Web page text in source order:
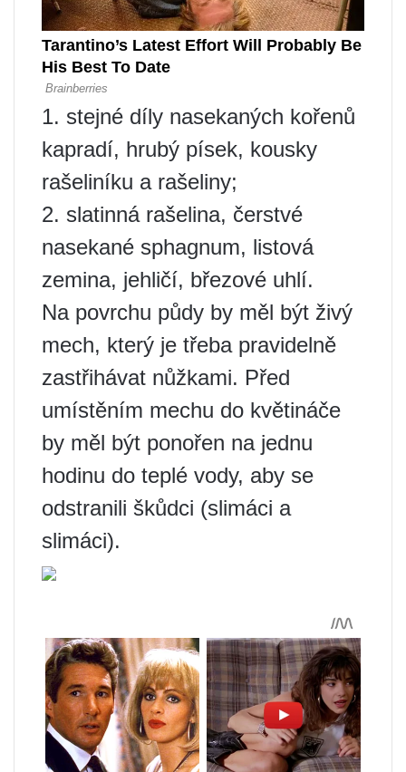
1. stejné díly nasekaných kořenů
kapradí, hrubý písek, kousky
rašeliníku a rašeliny;
2. slatinná rašelina, čerstvé
nasekané sphagnum, listová
zemina, jehličí, březové uhlí.
Na povrchu půdy by měl být živý
mech, který je třeba pravidelně
zastřihávat nůžkami. Před
umístěním mechu do květináče
by měl být ponořen na jednu
hodinu do teplé vody, aby se
odstranili škůdci (slimáci a
slimáci).